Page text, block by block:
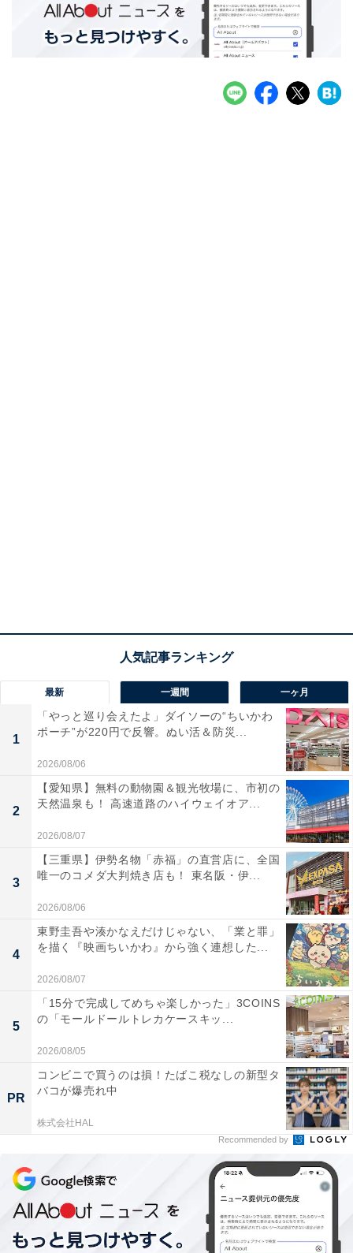
最新 一週間 一ヶ月
1
「やっと巡り会えたよ」ダイソーの“ちいかわ
ポーチ”が220円で反響。ぬい活＆防災...
2026/08/06
2
【愛知県】無料の動物園＆観光牧場に、市初の
天然温泉も！ 高速道路のハイウェイオア...
2026/08/07
3
【三重県】伊勢名物「赤福」の直営店に、全国
唯一のコメダ大判焼き店も！ 東名阪・伊...
2026/08/06
4
東野圭吾や湊かなえだけじゃない、「業と罪」
を描く『映画ちいかわ』から強く連想した...
2026/08/07
5
「15分で完成してめちゃ楽しかった」3COINS
の「モールドールトレカケースキッ...
2026/08/05
PR
コンビニで買うのは損！たばこ税なしの新型タ
バコが爆売れ中
株式会社HAL
Recommended by